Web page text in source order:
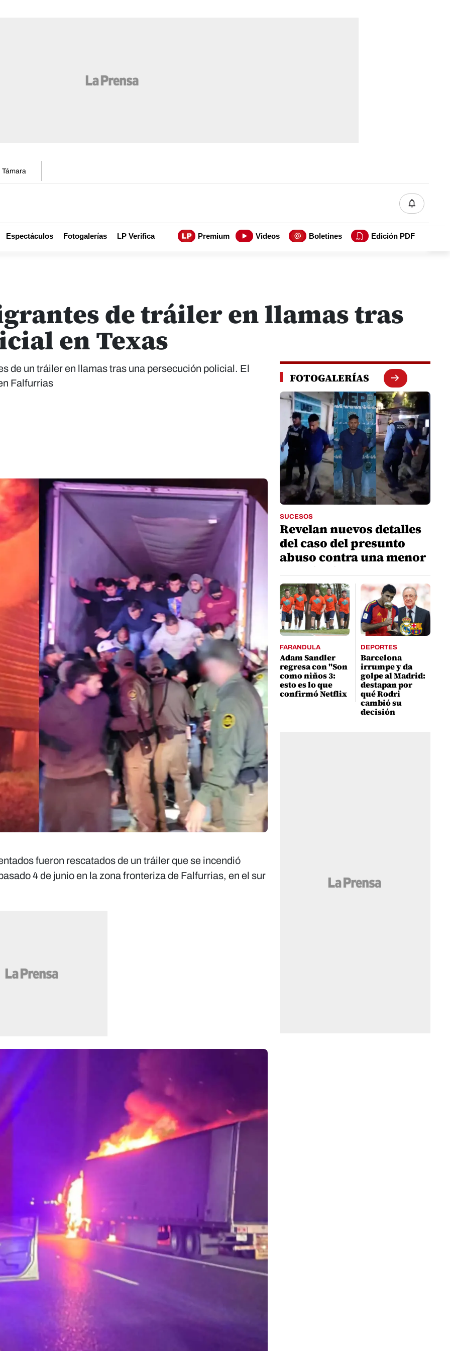
Támara
Espectáculos Fotogalerías LP Verifica Premium Videos Boletines Edición PDF
de tráiler en llamas tras
en Texas
de un tráiler en llamas tras una persecución policial. El
Falfurrias
fueron rescatados de un tráiler que se incendió
4 de junio en la zona fronteriza de Falfurrias, en el sur
FOTOGALERÍAS
SUCESOS
Revelan nuevos detalles
del caso del presunto
abuso contra una menor
en Calpules
FARANDULA
Adam Sandler
regresa con "Son
como niños 3:
esto es lo que
confirmó Netflix
DEPORTES
Barcelona
irrumpe y da
golpe al Madrid:
destapan por
qué Rodri
cambió su
decisión